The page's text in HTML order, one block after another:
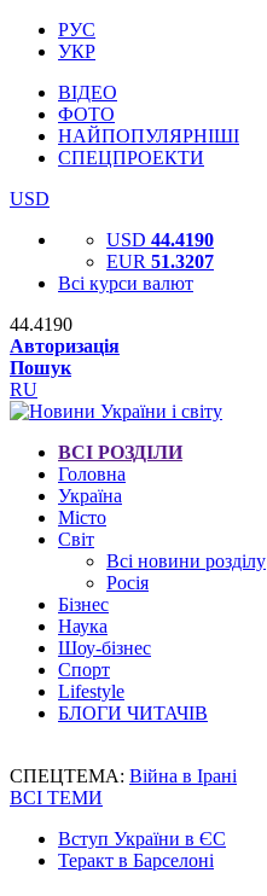
РУС
УКР
ВІДЕО
ФОТО
НАЙПОПУЛЯРНІШІ
СПЕЦПРОЕКТИ
USD
USD 44.4190
EUR 51.3207
Всі курси валют
44.4190
Авторизація
Пошук
RU
ВСІ РОЗДІЛИ
Головна
Україна
Місто
Світ
Всі новини розділу
Росія
Бізнес
Наука
Шоу-бізнес
Спорт
Lifestyle
БЛОГИ ЧИТАЧІВ
СПЕЦТЕМА: Війна в Ірані
ВСІ ТЕМИ
Вступ України в ЄС
Теракт в Барселоні